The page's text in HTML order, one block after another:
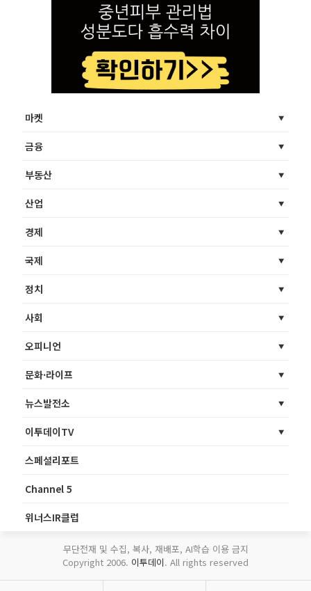
마켓
금융
부동산
산업
경제
국제
정치
사회
오피니언
문화·라이프
뉴스발전소
이투데이TV
스페셜리포트
Channel 5
위너스IR클럽
무단전재 및 수집, 복사, 재배포, AI학습 이용 금지
Copyright 2006. 이투데이. All rights reserved